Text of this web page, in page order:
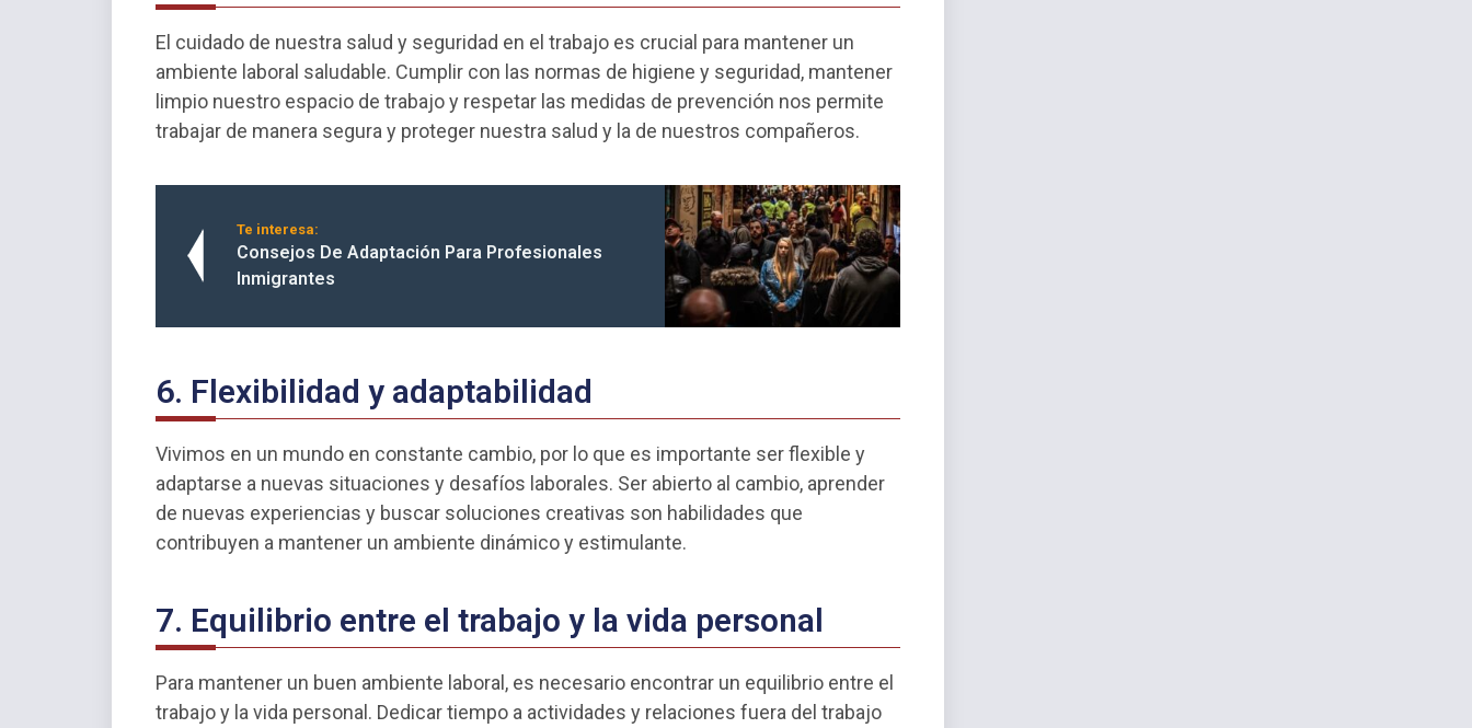
El cuidado de nuestra salud y seguridad en el trabajo es crucial para mantener un
ambiente laboral saludable. Cumplir con las normas de higiene y seguridad, mantener
limpio nuestro espacio de trabajo y respetar las medidas de prevención nos permite
trabajar de manera segura y proteger nuestra salud y la de nuestros compañeros.
Te interesa:
Consejos De Adaptación Para Profesionales
Inmigrantes
6. Flexibilidad y adaptabilidad
Vivimos en un mundo en constante cambio, por lo que es importante ser flexible y
adaptarse a nuevas situaciones y desafíos laborales. Ser abierto al cambio, aprender
de nuevas experiencias y buscar soluciones creativas son habilidades que
contribuyen a mantener un ambiente dinámico y estimulante.
7. Equilibrio entre el trabajo y la vida personal
Para mantener un buen ambiente laboral, es necesario encontrar un equilibrio entre el
trabajo y la vida personal. Dedicar tiempo a actividades y relaciones fuera del trabajo